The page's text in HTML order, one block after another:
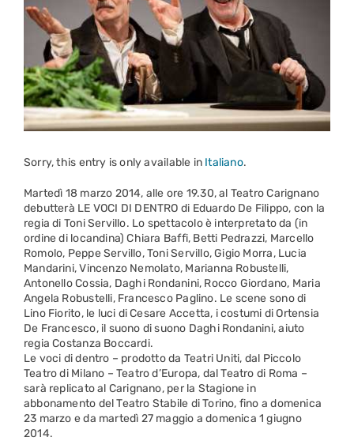
Sorry, this entry is only available in Italiano.
Martedì 18 marzo 2014, alle ore 19.30, al Teatro Carignano
debutterà LE VOCI DI DENTRO di Eduardo De Filippo, con la
regia di Toni Servillo. Lo spettacolo è interpretato da (in
ordine di locandina) Chiara Baffi, Betti Pedrazzi, Marcello
Romolo, Peppe Servillo, Toni Servillo, Gigio Morra, Lucia
Mandarini, Vincenzo Nemolato, Marianna Robustelli,
Antonello Cossia, Daghi Rondanini, Rocco Giordano, Maria
Angela Robustelli, Francesco Paglino. Le scene sono di
Lino Fiorito, le luci di Cesare Accetta, i costumi di Ortensia
De Francesco, il suono di suono Daghi Rondanini, aiuto
regia Costanza Boccardi.
Le voci di dentro – prodotto da Teatri Uniti, dal Piccolo
Teatro di Milano – Teatro d’Europa, dal Teatro di Roma –
sarà replicato al Carignano, per la Stagione in
abbonamento del Teatro Stabile di Torino, fino a domenica
23 marzo e da martedì 27 maggio a domenica 1 giugno
2014.